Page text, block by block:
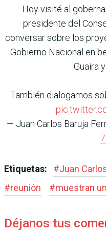
Hoy visité al
presidente del
conversar sobre los
Gobierno Nacional en
Guaira
También dialogamos
— Juan Carlos Baruja
Etiquetas: #Juan
#reunión #muestran
Déjanos tus